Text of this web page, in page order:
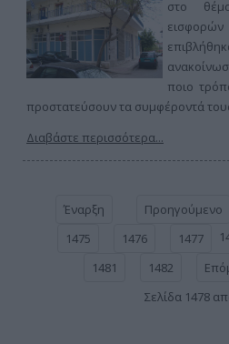
στο
ποιο
προστατεύσουν τα συμφέροντά
Διαβάστε περισσότερα...
Έναρξη Προηγούμενο
1475
1476 1477
1481
1482
Σελίδα 1478